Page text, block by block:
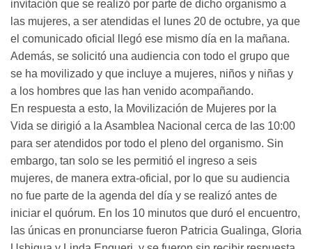
invitación que se realizó por parte de dicho organismo a
las mujeres, a ser atendidas el lunes 20 de octubre, ya que
el comunicado oficial llegó ese mismo día en la mañana.
Además, se solicitó una audiencia con todo el grupo que
se ha movilizado y que incluye a mujeres, niños y niñas y
a los hombres que las han venido acompañando.
En respuesta a esto, la Movilización de Mujeres por la
Vida se dirigió a la Asamblea Nacional cerca de las 10:00
para ser atendidos por todo el pleno del organismo. Sin
embargo, tan solo se les permitió el ingreso a seis
mujeres, de manera extra-oficial, por lo que su audiencia
no fue parte de la agenda del día y se realizó antes de
iniciar el quórum. En los 10 minutos que duró el encuentro,
las únicas en pronunciarse fueron Patricia Gualinga, Gloria